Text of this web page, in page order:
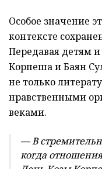
Особое значение
контексте
Передавая детям
Корпеша и Баян
не только
нравственными
веками.
— В
когда